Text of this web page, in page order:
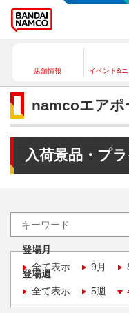
店舗情報 イベント&ニ
namcoエアポ
入荷景品・プ
登場月
全て表示
9月
登場週
全て表示
5週